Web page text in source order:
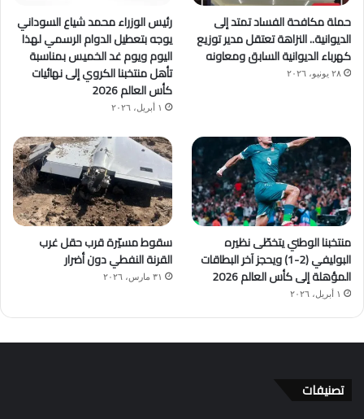
حملة مكافحة الفساد تمتد إلى
الديوانية.. النزاهة تعتقل مدير توزيع
كهرباء الديوانية السابق ومعاونه
٢٨ يونيو، ٢٠٢٦
رئيس الوزراء محمد شياع السوداني
يوجه بتعطيل الدوام الرسمي لهذا
اليوم ويوم غد الخميس بمناسبة
تأهل منتخبنا الكروي إلى نهائيات
كأس العالم 2026
١ أبريل، ٢٠٢٦
منتخبنا الوطني يتخطّى نظيره
البوليفي (2-1) ويحجز آخر البطاقات
المؤهلة إلى كأس العالم 2026
١ أبريل، ٢٠٢٦
سقوط مسيّرة قرب حقل غرب
القرنة النفطي دون أضرار
٣١ مارس، ٢٠٢٦
تصنيفات